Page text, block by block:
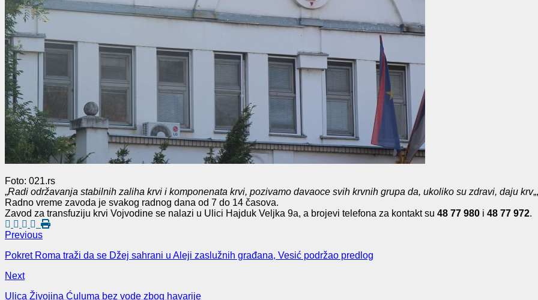
Foto: 021.rs
„Radi održavanja stabilnih zaliha krvi i komponenata krvi, pozivamo davaoce svih krvnih grupa da, ukoliko su zdravi, daju krv
Radno vreme zavoda je svakog radnog dana od 7 do 14 časova.
Zavod za transfuziju krvi Vojvodine se nalazi u Ulici Hajduk Veljka 9a, a brojevi telefona za kontakt su 48 77 980 i 48 77 972.
Previous
Pokret Roma traži da se Džej sahrani u Aleji zaslužnih građana, Vesić podržao predlog
Next
Ulica Živojina Ćuluma bez vode zbog havarije